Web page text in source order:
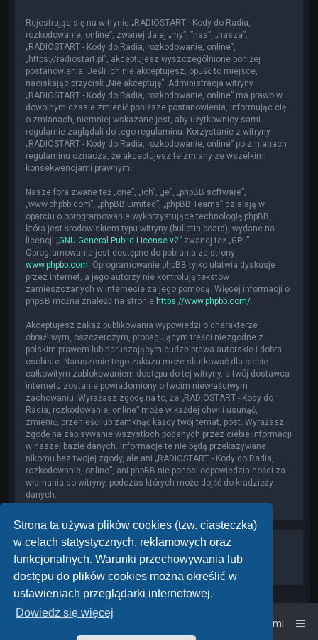
Strona ta używa plików cookies (tzw. ciasteczka)
w celach statystycznych, reklamowych oraz
funkcjonalnych. Warunki przechowywania lub
dostępu do plików cookies można określić w
ustawieniach przeglądarki internetowej.
Dowiedz się więcej
Rejestrując się na witrynie „RADIOSTART - Kody do Radia,
rozkodowanie, online”, zwanej dalej „my”, ”nas”, „nasza”,
„RADIOSTART - Kody do Radia, rozkodowanie, online”,
„https://radiostart.pl”, akceptujesz wyszczególnione poniżej
postanowienia. Jeśli ich nie akceptujesz, opuść to miejsce,
naciskając przycisk „Nie akceptuję”. Administracja witryny
„RADIOSTART - Kody do Radia, rozkodowanie, online” ma prawo w
dowolnym czasie zmienić poniższe postanowienia, informując cię
o zmianach, niemniej wskazane jest, aby użytkownicy sami
regularnie zaglądali do tego regulaminu. Korzystanie z witryny
„RADIOSTART - Kody do Radia, rozkodowanie, online” po zmianach
regulaminu oznacza, że akceptujesz te zmiany ze wszelkimi
konsekwencjami prawnymi.
Nasze fora zwane też „one”, „ich”, „je”, „phpBB software”,
„www.phpbb.com”, „phpBB Limited”, „phpBB Teams” działają w
oparciu o oprogramowanie wykorzystujące technologię phpBB,
która jest środowiskiem typu witryny (bulletin board), wydane na
licencji „GNU General Public License v2” zwanej też „GPL”.
Oprogramowanie jest dostępne do pobrania ze strony
www.phpbb.com . Oprogramowanie phpBB tylko ułatwia dyskusje
przez internet, a jego autorzy nie kontrolują tekstów
zamieszczanych w internecie za jego pomocą. Więcej informacji o
phpBB można znaleźć na stronie https://www.phpbb.com/
Akceptujesz zakaz publikowania wypowiedzi o charakterze
obraźliwym, oszczerczym, propagującym treści niezgodne z
polskim prawem lub naruszającym cudze prawa autorskie i dobra
osobiste. Naruszenie tego zakazu może skutkować dla ciebie
całkowitym zablokowaniem dostępu do tej witryny, a twój dostawca
internetu zostanie powiadomiony o twoim niewłaściwym
zachowaniu. Wyrażasz zgodę na to, że „RADIOSTART - Kody do
Radia, rozkodowanie, online” może w każdej chwili usunąć,
zmienić, przenieść lub zamknąć każdy twój temat, post. Wyrażasz
zgodę na zapisywanie wszystkich podanych przez ciebie informacji
w naszej bazie danych. Informacje te nie będą przekazywane
nikomu bez twojej zgody, ale ani „RADIOSTART - Kody do Radia,
rozkodowanie, online”, ani phpBB nie ponosi odpowiedzialności za
włamania do witryny, podczas których może dojść do kradzieży
danych.
Strona główna Kontakt z nami